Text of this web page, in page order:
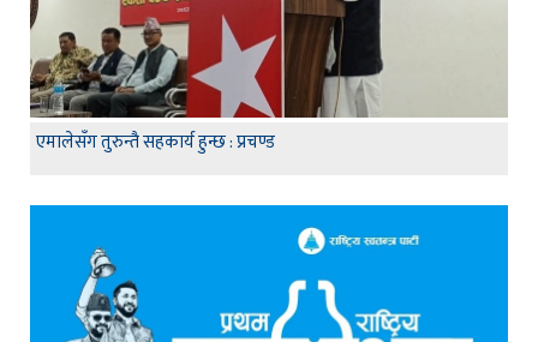
एमालेसँग तुरुन्तै सहकार्य हुन्छ : प्रचण्ड